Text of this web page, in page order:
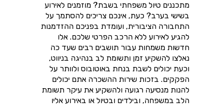
מתכננים טיול משפחתי בשבת? מוזמנים לאירוע
בשישי בערב? כעת, אינכם צריכים להסתמך על
התחבורה הציבורית, ועומדת בפניכם ההזדמנות
להגיע לאירוע ללא הרכב הפרטי שלכם. אלו
חדשות משמחות עבור תושבים רבים שעד כה
נאלצו להשקיע זמן ותשומת לב בנהיגה בניווט,
וכעת יכולים לשבת בנחת באוטובוס ולוותר על
הפקקים. בזכות שירות ההשכרה אתם יכולים
להנות מנסיעה רגועה ולהשקיע את עיקר תשומת
הלב במשפחה, ובילדים ובטיול או באירוע אליו